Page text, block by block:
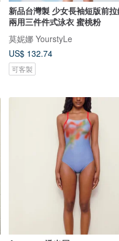
新品台灣製 少女長袖短版前
兩用三件件式泳衣 蜜桃粉
莫妮娜 YourstyLe
US$ 132.74
可客製